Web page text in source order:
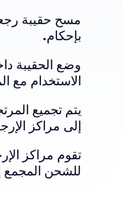
مسح حقيبة
بإحكام.
وضع الحقيبة
الاستخدام مع
يتم تجميع
إلى مراكز
تقوم مراكز
للشحن المجمع